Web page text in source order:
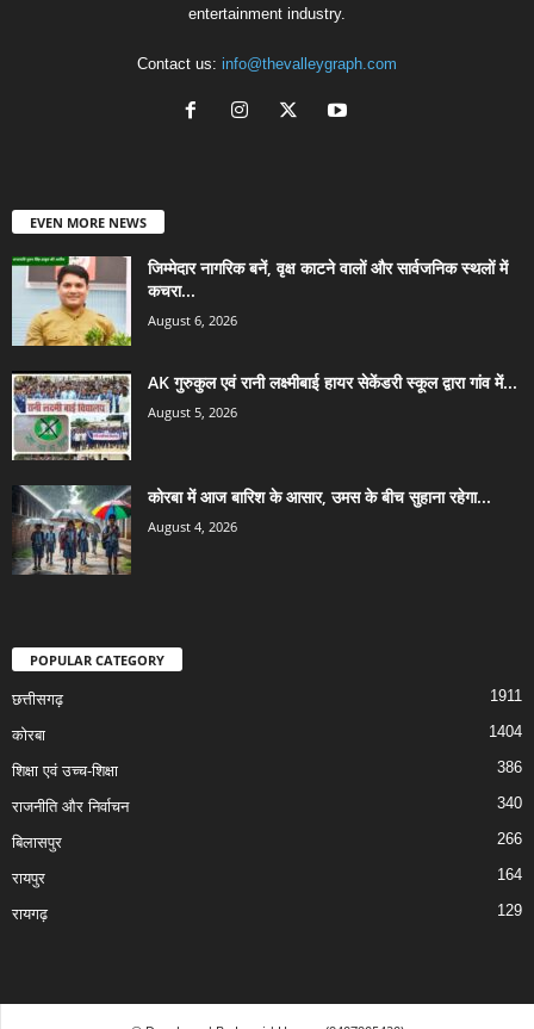
entertainment industry.
Contact us: info@thevalleygraph.com
EVEN MORE NEWS
जिम्मेदार नागरिक बनें, वृक्ष काटने वालों और सार्वजनिक स्थलों में
कचरा...
August 6, 2026
AK गुरुकुल एवं रानी लक्ष्मीबाई हायर सेकेंडरी स्कूल द्वारा गांव में...
August 5, 2026
कोरबा में आज बारिश के आसार, उमस के बीच सुहाना रहेगा...
August 4, 2026
POPULAR CATEGORY
छत्तीसगढ़ 1911
कोरबा 1404
शिक्षा एवं उच्च-शिक्षा 386
राजनीति और निर्वाचन 340
बिलासपुर 266
रायपुर 164
रायगढ़ 129